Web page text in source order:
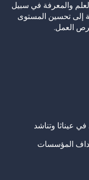
والمعرفة في سبيل
إلى تحسين المستوى
العمل.
عيناثا وتناشد
المؤسسات